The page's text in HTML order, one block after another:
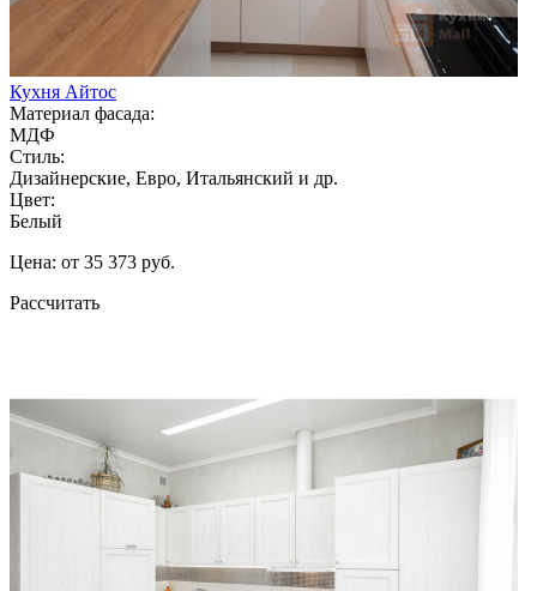
Кухня Айтос
Материал фасада:
МДФ
Стиль:
Дизайнерские, Евро, Итальянский и др.
Цвет:
Белый
Цена: от 35 373 руб.
Рассчитать